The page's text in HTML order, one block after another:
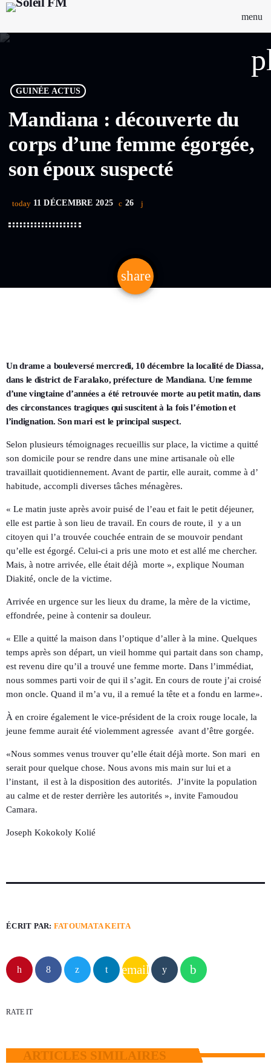
menu
GUINÉE ACTUS
Mandiana : découverte du
corps d’une femme égorgée,
son époux suspecté
today 11 DÉCEMBRE 2025 26
share
email
Un drame a bouleversé mercredi, 10 décembre la localité de Diassa,
dans le district de Faralako, préfecture de Mandiana. Une femme
d’une vingtaine d’années a été retrouvée morte au petit matin, dans
des circonstances tragiques qui suscitent à la fois l’émotion et
l’indignation. Son mari est le principal suspect.
Selon plusieurs témoignages recueillis sur place, la victime a quitté
son domicile pour se rendre dans une mine artisanale où elle
travaillait quotidiennement. Avant de partir, elle aurait, comme à d’
habitude, accompli diverses tâches ménagères.
« Le matin juste après avoir puisé de l’eau et fait le petit déjeuner,
elle est partie à son lieu de travail. En cours de route, il y a un
citoyen qui l’a trouvée couchée entrain de se mouvoir pendant
qu’elle est égorgé. Celui-ci a pris une moto et est allé me chercher.
Mais, à notre arrivée, elle était déjà morte », explique Nouman
Diakité, oncle de la victime.
Arrivée en urgence sur les lieux du drame, la mère de la victime,
effondrée, peine à contenir sa douleur.
« Elle a quitté la maison dans l’optique d’aller à la mine. Quelques
temps après son départ, un vieil homme qui partait dans son champ,
est revenu dire qu’il a trouvé une femme morte. Dans l’immédiat,
nous sommes parti voir de qui il s’agit. En cours de route j’ai croisé
mon oncle. Quand il m’a vu, il a remué la tête et a fondu en larme».
À en croire également le vice-président de la croix rouge locale, la
jeune femme aurait été violemment agressée avant d’être gorgée.
«Nous sommes venus trouver qu’elle était déjà morte. Son mari en
serait pour quelque chose. Nous avons mis main sur lui et a
l’instant, il est à la disposition des autorités. J’invite la population
au calme et de rester derrière les autorités », invite Famoudou
Camara.
Joseph Kokokoly Kolié
ÉCRIT PAR: FATOUMATA KEITA
email
RATE IT
ARTICLES SIMILAIRES